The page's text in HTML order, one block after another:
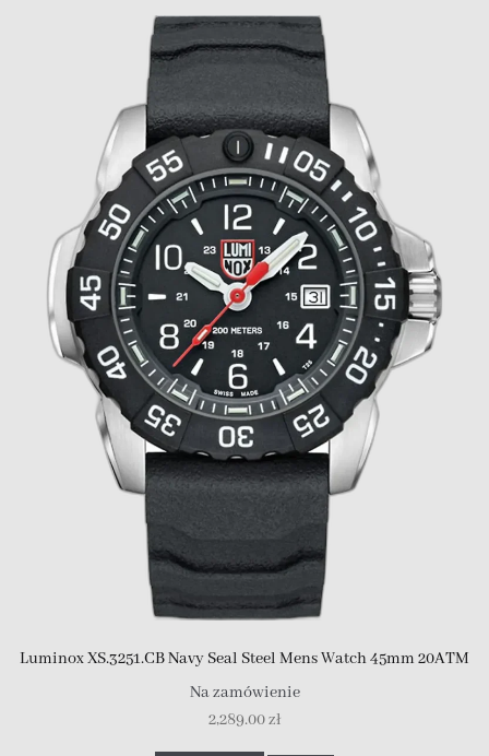
Luminox XS.3251.CB Navy Seal Steel Mens Watch 45mm 20ATM
Na zamówienie
2,289.00zł